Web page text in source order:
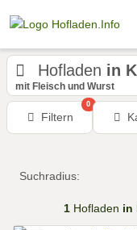
Hofladen in
mit Fleisch und Wurst
Filtern
0
Suchradius:
1Hofladen in